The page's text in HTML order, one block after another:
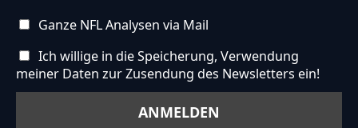
Ganze NFL Analysen via Mail
Ich willige in die Speicherung, Verwendung
meiner Daten zur Zusendung des Newsletters ein!